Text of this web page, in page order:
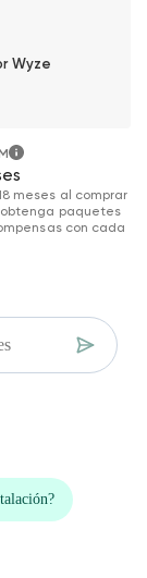
Wyze
meses al comprar
paquetes
con cada